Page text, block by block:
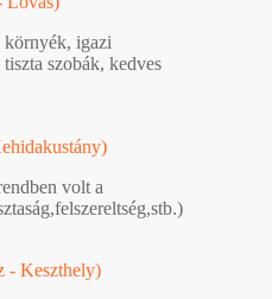
környék, igazi
tiszta szobák, kedves
volt a
- Keszthely)